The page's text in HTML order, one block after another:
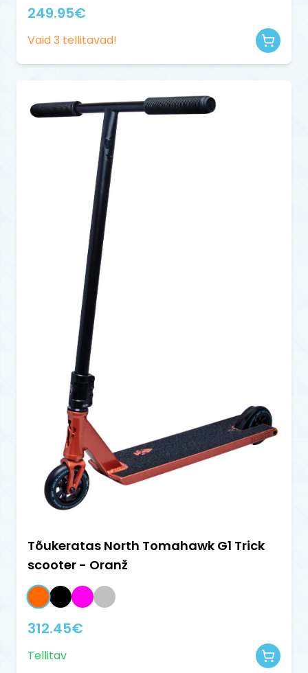
249.95€
Vaid3 tellitavad!
Tõukeratas North Tomahawk G1 Trick
scooter - Oranž
312.45€
Tellitav